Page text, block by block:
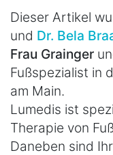
Dieser Artikel
und Dr. Bela
Frau Grainger
Fußspezialist in
am Main.
Lumedis ist
Therapie von
Daneben sind